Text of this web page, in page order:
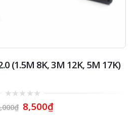
(1.5M 8K, 3M 12K, 5M 17K)
out ₫ 8,500₫